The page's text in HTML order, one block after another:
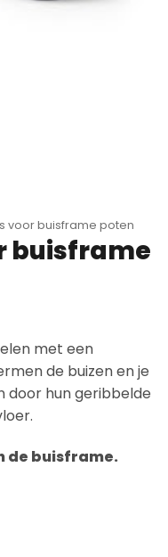
voor buisframe poten
buisframe
met een
de buizen en je
door hun geribbelde
de buisframe.